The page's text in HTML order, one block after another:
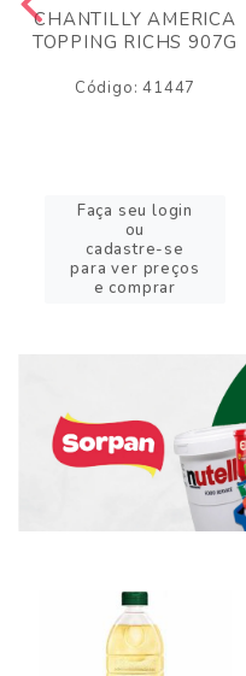
CHANTILLY AMERICA
TOPPING RICHS 907G
Código: 41447
Faça seu login
ou
cadastre-se
para ver preços
e comprar